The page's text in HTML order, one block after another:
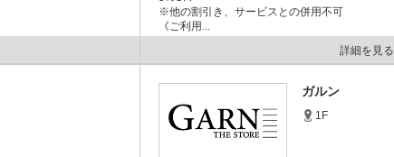
※他の割引き、サービスとの併用不可
《ご利用...
詳細を見る
ガルン
1F